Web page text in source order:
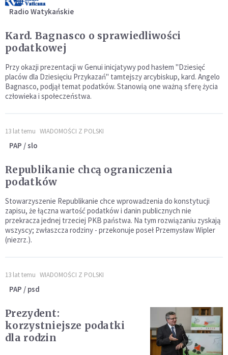
Radio Watykańskie
Kard. Bagnasco o sprawiedliwości
podatkowej
Przy okazji prezentacji w Genui inicjatywy pod hasłem "Dziesięć
placów dla Dziesięciu Przykazań" tamtejszy arcybiskup, kard. Angelo
Bagnasco, podjął temat podatków. Stanowią one ważną sferę życia
człowieka i społeczeństwa.
13 lat temu WIADOMOŚCI Z POLSKI
PAP / slo
Republikanie chcą ograniczenia
podatków
Stowarzyszenie Republikanie chce wprowadzenia do konstytucji
zapisu, że łączna wartość podatków i danin publicznych nie
przekracza jednej trzeciej PKB państwa. Na tym rozwiązaniu zyskają
wszyscy; zwłaszcza rodziny - przekonuje poseł Przemysław Wipler
(niezrz.).
13 lat temu WIADOMOŚCI Z POLSKI
PAP / psd
Prezydent:
korzystniejsze podatki
dla rodzin